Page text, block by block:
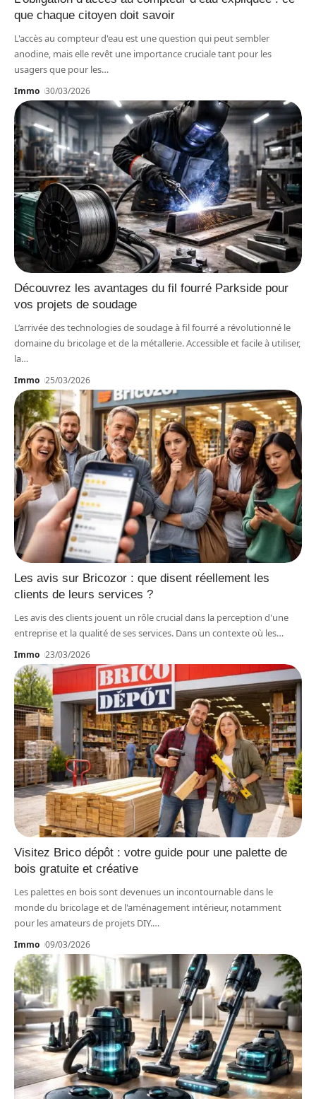
que chaque citoyen doit savoir
L'accès au compteur d'eau est une question qui peut sembler
anodine, mais elle revêt une importance cruciale tant pour les
usagers que pour les…
Immo 30/03/2026
Découvrez les avantages du fil fourré Parkside pour
vos projets de soudage
L’arrivée des technologies de soudage à fil fourré a révolutionné le
domaine du bricolage et de la métallerie. Accessible et facile à utiliser,
la…
Immo 25/03/2026
Les avis sur Bricozor : que disent réellement les
clients de leurs services ?
Les avis des clients jouent un rôle crucial dans la perception d'une
entreprise et la qualité de ses services. Dans un contexte où les…
Immo 23/03/2026
Visitez Brico dépôt : votre guide pour une palette de
bois gratuite et créative
Les palettes en bois sont devenues un incontournable dans le
monde du bricolage et de l'aménagement intérieur, notamment
pour les amateurs de projets DIY.…
Immo 09/03/2026